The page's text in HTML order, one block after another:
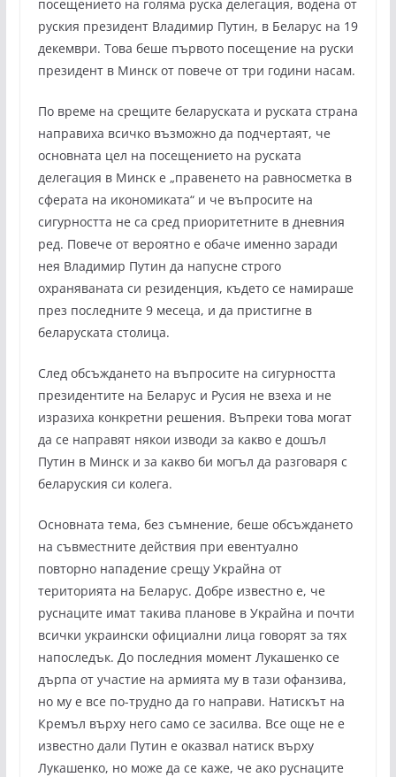
посещението на голяма руска делегация, водена от
руския президент Владимир Путин, в Беларус на 19
декември. Това беше първото посещение на руски
президент в Минск от повече от три години насам.
По време на срещите беларуската и руската страна
направиха всичко възможно да подчертаят, че
основната цел на посещението на руската
делегация в Минск е „правенето на равносметка в
сферата на икономиката“ и че въпросите на
сигурността не са сред приоритетните в дневния
ред. Повече от вероятно е обаче именно заради
нея Владимир Путин да напусне строго
охраняваната си резиденция, където се намираше
през последните 9 месеца, и да пристигне в
беларуската столица.
След обсъждането на въпросите на сигурността
президентите на Беларус и Русия не взеха и не
изразиха конкретни решения. Въпреки това могат
да се направят някои изводи за какво е дошъл
Путин в Минск и за какво би могъл да разговаря с
беларуския си колега.
Основната тема, без съмнение, беше обсъждането
на съвместните действия при евентуално
повторно нападение срещу Украйна от
територията на Беларус. Добре известно е, че
руснаците имат такива планове в Украйна и почти
всички украински официални лица говорят за тях
напоследък. До последния момент Лукашенко се
дърпа от участие на армията му в тази офанзива,
но му е все по-трудно да го направи. Натискът на
Кремъл върху него само се засилва. Все още не е
известно дали Путин е оказвал натиск върху
Лукашенко, но може да се каже, че ако руснаците